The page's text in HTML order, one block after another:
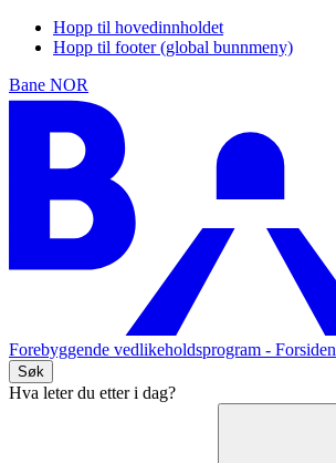
Hopp til hovedinnholdet
Hopp til footer (global bunnmeny)
Bane NOR
Forebyggende vedlikeholdsprogram - Forsiden
Søk
Hva leter du etter i dag?